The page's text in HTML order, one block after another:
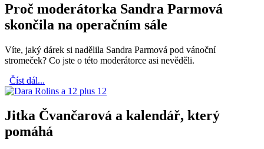
Proč moderátorka Sandra Parmová
skončila na operačním sále
Víte, jaký dárek si nadělila Sandra Parmová pod vánoční
stromeček? Co jste o této moderátorce asi nevěděli.
Číst dál...
Jitka Čvančarová a kalendář, který
pomáhá